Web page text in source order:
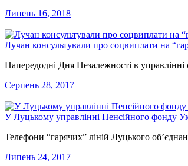
Липень 16, 2018
Лучан консультували про соцвиплати на
Напередодні Дня Незалежності в управлінні
Серпень 28, 2017
У Луцькому управлінні Пенсійного фонду
Телефони “гарячих” ліній Луцького
Липень 24, 2017